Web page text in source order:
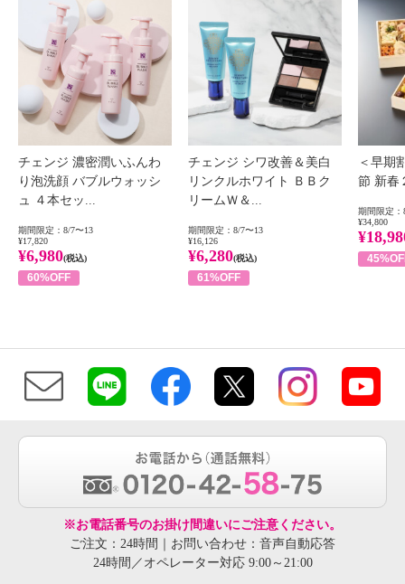
チェンジ 濃密潤いふんわ
り泡洗顔 バブルウォッシ
ュ ４本セッ...
期間限定：8/7〜13
¥17,820
¥6,980(税込)
60%OFF
チェンジ シワ改善＆美白
リンクルホワイト ＢＢク
リームＷ＆...
期間限定：8/7〜13
¥16,126
¥6,280(税込)
61%OFF
＜早期
節 新春
期間限定：
¥34,800
※お電話番号のお掛け間違いにご注意ください。
ご注文：24時間｜お問い合わせ：音声自動応答
24時間／オペレーター対応 9:00～21:00